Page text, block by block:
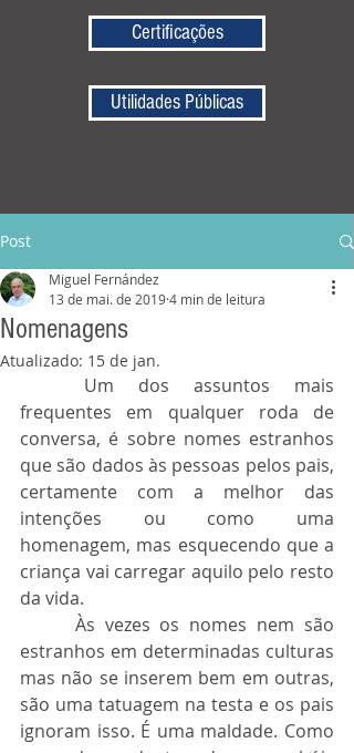
Certificações
Utilidades Públicas
Post
Nomenagens
Miguel Fernández
13 de mai. de 20194 min de leitura
Atualizado: 15 de jan.
frequentes em qualquer roda de
conversa, é sobre nomes estranhos
que são dados às pessoas pelos pais,
certamente com a melhor das
intenções ou como uma
homenagem, mas esquecendo que a
criança vai carregar aquilo pelo resto
da vida.
estranhos em determinadas culturas
mas não se inserem bem em outras,
são uma tatuagem na testa e os pais
ignoram isso. É uma maldade. Como